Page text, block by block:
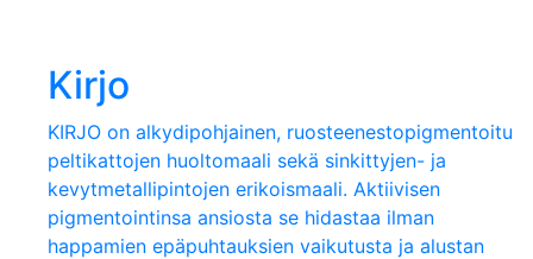
Kirjo
KIRJO on alkydipohjainen, ruosteenestopigmentoitu
peltikattojen huoltomaali sekä sinkittyjen- ja
kevytmetallipintojen erikoismaali. Aktiivisen
pigmentointinsa ansiosta se hidastaa ilman
happamien epäpuhtauksien vaikutusta ja alustan